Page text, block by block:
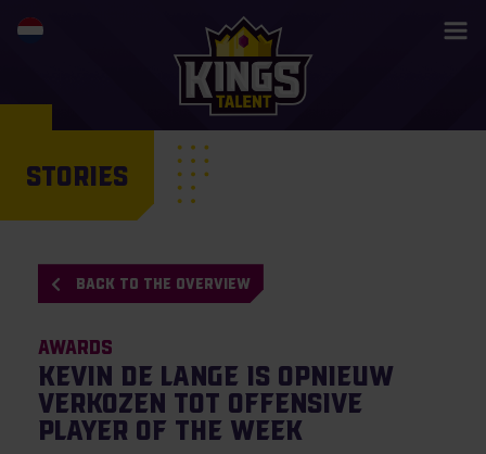
STORIES
BACK TO THE OVERVIEW
Awards
Kevin de Lange is opnieuw
verkozen tot Offensive
Player of the Week